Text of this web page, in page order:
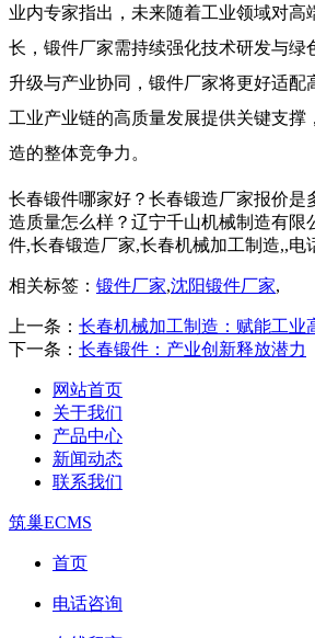
业内专家指出，未来随着工业领域对高
长，锻件厂家需持续强化技术研发与绿
升级与产业协同，锻件厂家将更好适配
工业产业链的高质量发展提供关键支撑
造的整体竞争力。​
长春锻件哪家好？长春锻造厂家报价是
造质量怎么样？辽宁千山机械制造有限
件,长春锻造厂家,长春机械加工制造,,电
相关标签： 锻件厂家,沈阳锻件厂家,
上一条： 长春机械加工制造：赋能工业
下一条： 长春锻件：产业创新释放潜力
网站首页
关于我们
产品中心
新闻动态
联系我们
筑巢ECMS
首页
电话咨询